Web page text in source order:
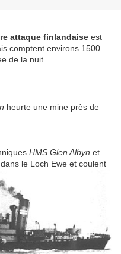
attaque finlandaise est
comptent environs 1500
de la nuit.
heurte une mine près de
HMS Glen Albyn et
le Loch Ewe et coulent